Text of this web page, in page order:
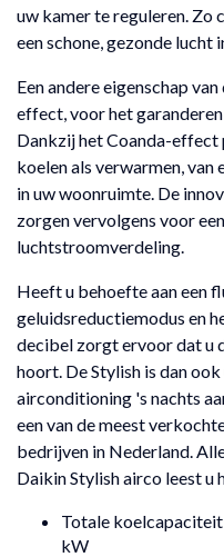
uw kamer te reguleren. Zo
een schone, gezonde lucht
Een andere eigenschap
effect, voor het
Dankzij het Coanda-
koelen als verwarmen,
in uw woonruimte. De
zorgen vervolgens voor
luchtstroomverdeling.
Heeft u behoefte aan een
geluidsreductiemodus en
decibel zorgt ervoor dat u
hoort. De Stylish is dan
airconditioning 's nachts
een van de meest
bedrijven in Nederland.
Daikin Stylish airco leest u
Totale koelcapaciteit
kW